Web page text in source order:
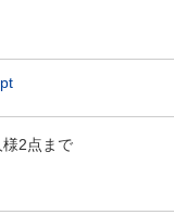
pt
様2点まで